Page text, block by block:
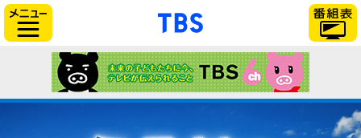
「TBSテレビ」トップ